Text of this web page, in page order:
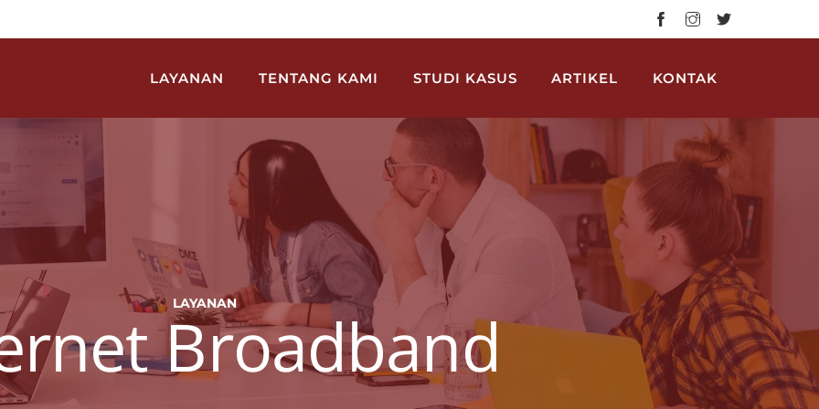
LAYANAN TENTANG KAMI STUDI KASUS ARTIKEL KONTAK
LAYANAN
Broadband